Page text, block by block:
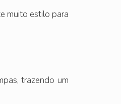
muito estilo para
trazendo um